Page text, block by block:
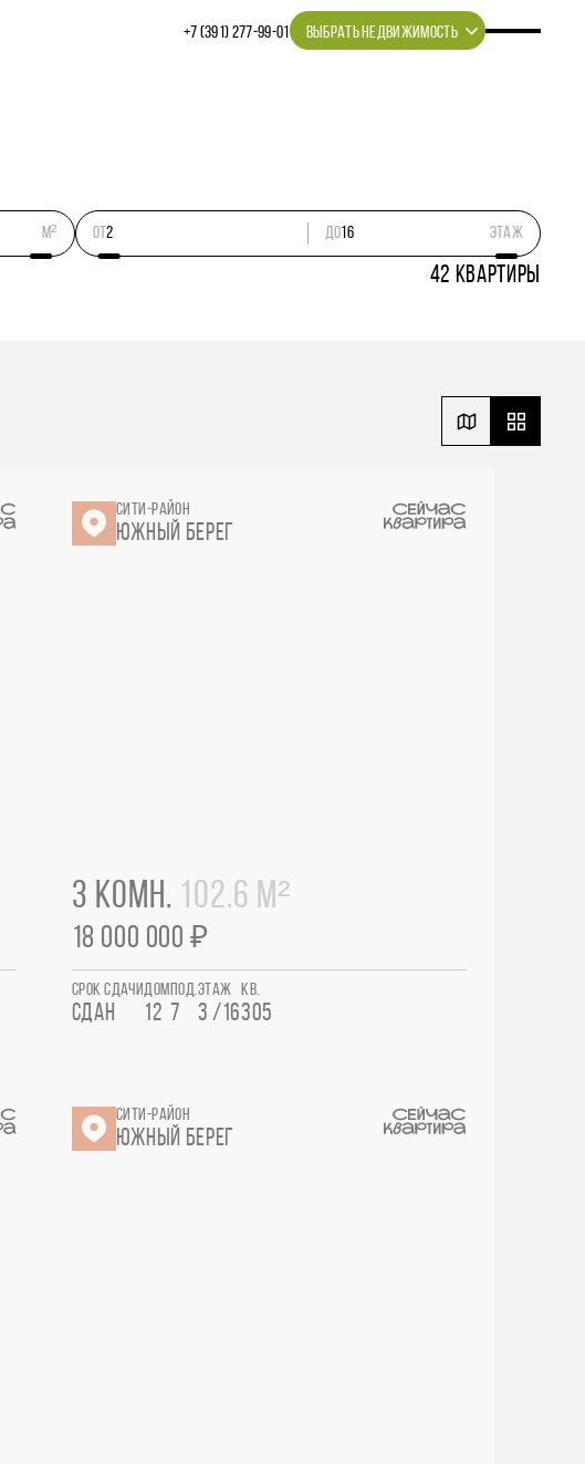
+7 (391) 277‒99‒01 ВЫБРАТЬ НЕДВИЖИМОСТЬ
м² ОТ ДО этаж
42 КВАРТИРЫ
СИТИ-РАЙОН
ЮЖНЫЙ БЕРЕГ
3 КОМН. 102.6 М²
18 000 000 ₽
СРОК СДАЧИ
СДАН
ДОМ
12
ПОД.
7
ЭТАЖ
3 /16
КВ.
305
СИТИ-РАЙОН
ЮЖНЫЙ БЕРЕГ